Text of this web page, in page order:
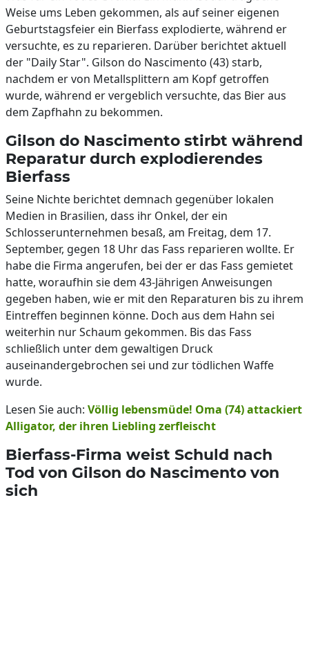
Weise ums Leben gekommen, als auf seiner eigenen
Geburtstagsfeier ein Bierfass explodierte, während er
versuchte, es zu reparieren. Darüber berichtet aktuell
der "Daily Star". Gilson do Nascimento (43) starb,
nachdem er von Metallsplittern am Kopf getroffen
wurde, während er vergeblich versuchte, das Bier aus
dem Zapfhahn zu bekommen.
Gilson do Nascimento stirbt während
Reparatur durch explodierendes
Bierfass
Seine Nichte berichtet demnach gegenüber lokalen
Medien in Brasilien, dass ihr Onkel, der ein
Schlosserunternehmen besaß, am Freitag, dem 17.
September, gegen 18 Uhr das Fass reparieren wollte. Er
habe die Firma angerufen, bei der er das Fass gemietet
hatte, woraufhin sie dem 43-Jährigen Anweisungen
gegeben haben, wie er mit den Reparaturen bis zu ihrem
Eintreffen beginnen könne. Doch aus dem Hahn sei
weiterhin nur Schaum gekommen. Bis das Fass
schließlich unter dem gewaltigen Druck
auseinandergebrochen sei und zur tödlichen Waffe
wurde.
Lesen Sie auch: Völlig lebensmüde! Oma (74) attackiert
Alligator, der ihren Liebling zerfleischt
Bierfass-Firma weist Schuld nach
Tod von Gilson do Nascimento von
sich